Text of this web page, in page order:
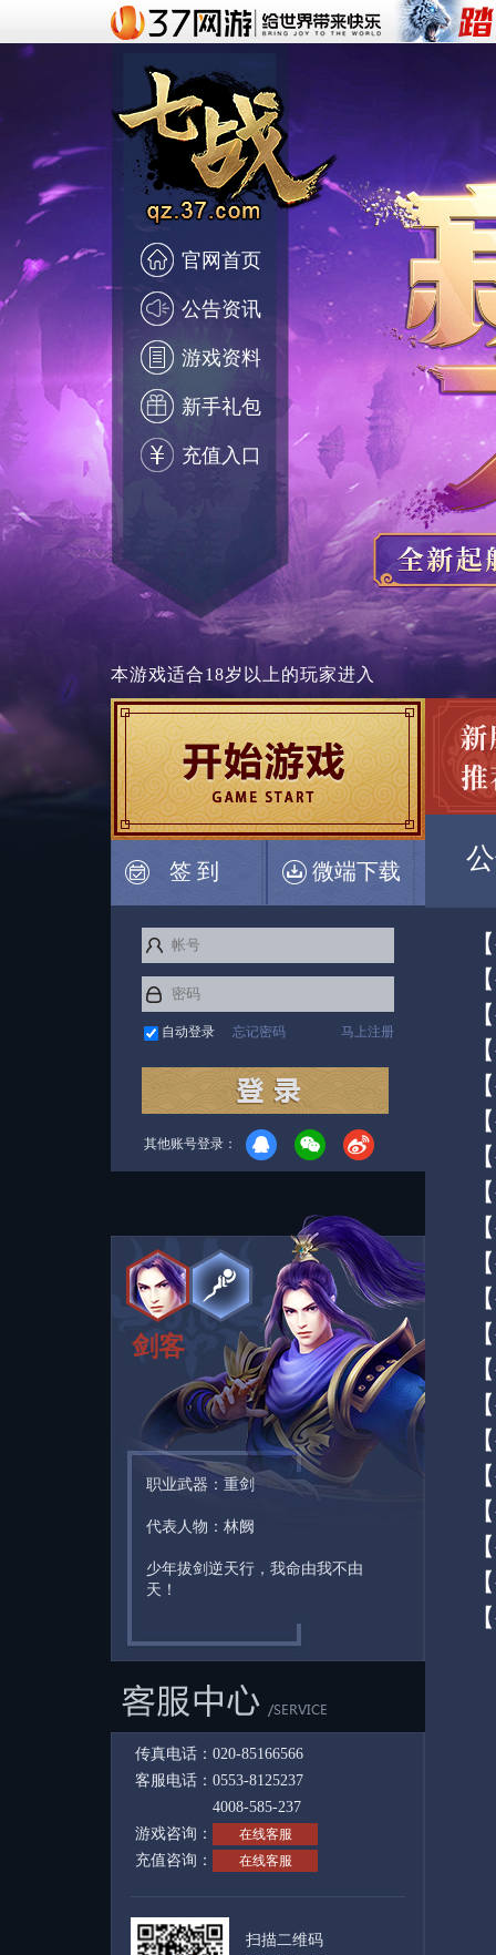
官网首页
公告资讯
游戏资料
新手礼包
充值入口
本游戏适合18岁以上 的玩家进入
签 到 微端下载
自动登录 忘记密码
其他账号登录：
马上注册
剑客
职业武器：重剑
代表人物：林阙
少年拔剑逆天行，我命由我不由
天！
传真电话：020-85166566
客服电话：0553-8125237
4008-585-237
游戏咨询：
在线客服
充值咨询： 在线客服
扫描二维码